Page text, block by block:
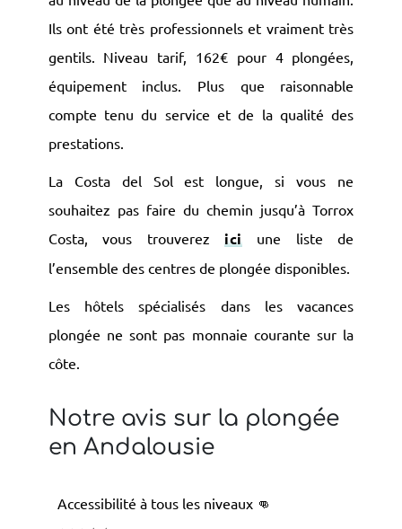
Ils ont été très professionnels et vraiment très
gentils. Niveau tarif, 162€ pour 4 plongées,
équipement inclus. Plus que raisonnable
compte tenu du service et de la qualité des
prestations.
La Costa del Sol est longue, si vous ne
souhaitez pas faire du chemin jusqu’à Torrox
Costa, vous trouverez ici
une liste de
l’ensemble des centres de plongée disponibles.
Les hôtels spécialisés dans les vacances
plongée ne sont pas monnaie courante sur la
côte.
Notre avis sur la plongée
en Andalousie
Accessibilité à tous les niveaux 👊